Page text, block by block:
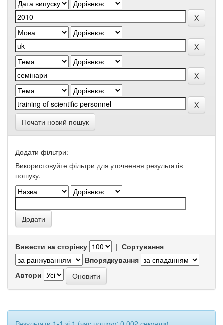
Почати новий пошук
Додати фільтри:
Використовуйте фільтри для уточнення результатів
пошуку.
Вивести на сторінку | Сортування
Впорядкування
Автори
Результати 1-1 зі 1 (час пошуку: 0.002 секунди).